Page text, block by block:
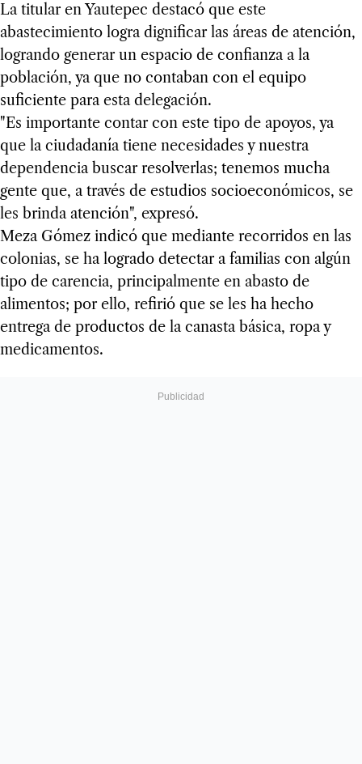
La titular en Yautepec destacó que este
abastecimiento logra dignificar las áreas de atención,
logrando generar un espacio de confianza a la
población, ya que no contaban con el equipo
suficiente para esta delegación.
"Es importante contar con este tipo de apoyos, ya
que la ciudadanía tiene necesidades y nuestra
dependencia buscar resolverlas; tenemos mucha
gente que, a través de estudios socioeconómicos, se
les brinda atención", expresó.
Meza Gómez indicó que mediante recorridos en las
colonias, se ha logrado detectar a familias con algún
tipo de carencia, principalmente en abasto de
alimentos; por ello, refirió que se les ha hecho
entrega de productos de la canasta básica, ropa y
medicamentos.